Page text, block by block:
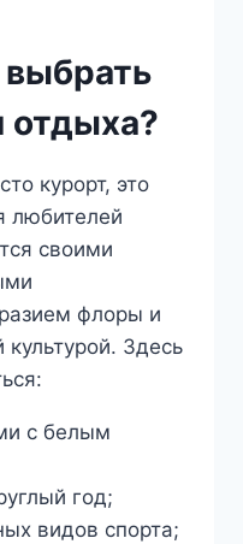
отдыха?
курорт, это
любителей
своими
флоры и
Здесь
с белым
год;
видов спорта;